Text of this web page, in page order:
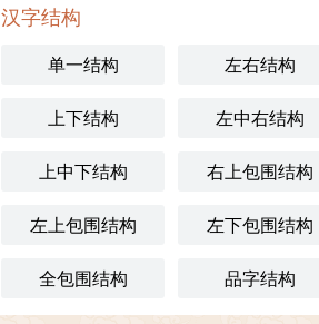
汉字结构
单一结构 左右结构
上下结构 左中右结构
上中下结构 右上包围结构
左上包围结构 左下包围结构
全包围结构 品字结构